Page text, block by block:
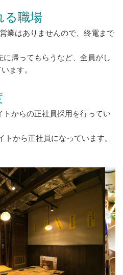
職場
業はありませんので、終電まで
に帰ってもらうなど、全員がし
ます。
トからの正社員採用を行ってい
から正社員になっています。